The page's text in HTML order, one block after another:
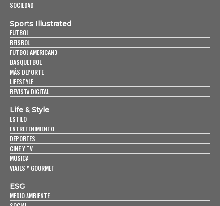
SOCIEDAD
Sports Illustrated
FUTBOL
BEISBOL
FUTBOL AMERICANO
BASQUETBOL
MÁS DEPORTE
LIFESTYLE
REVISTA DIGITAL
Life & Style
ESTILO
ENTRETENIMIENTO
DEPORTES
CINE Y TV
MÚSICA
VIAJES Y GOURMET
ESG
MEDIO AMBIENTE